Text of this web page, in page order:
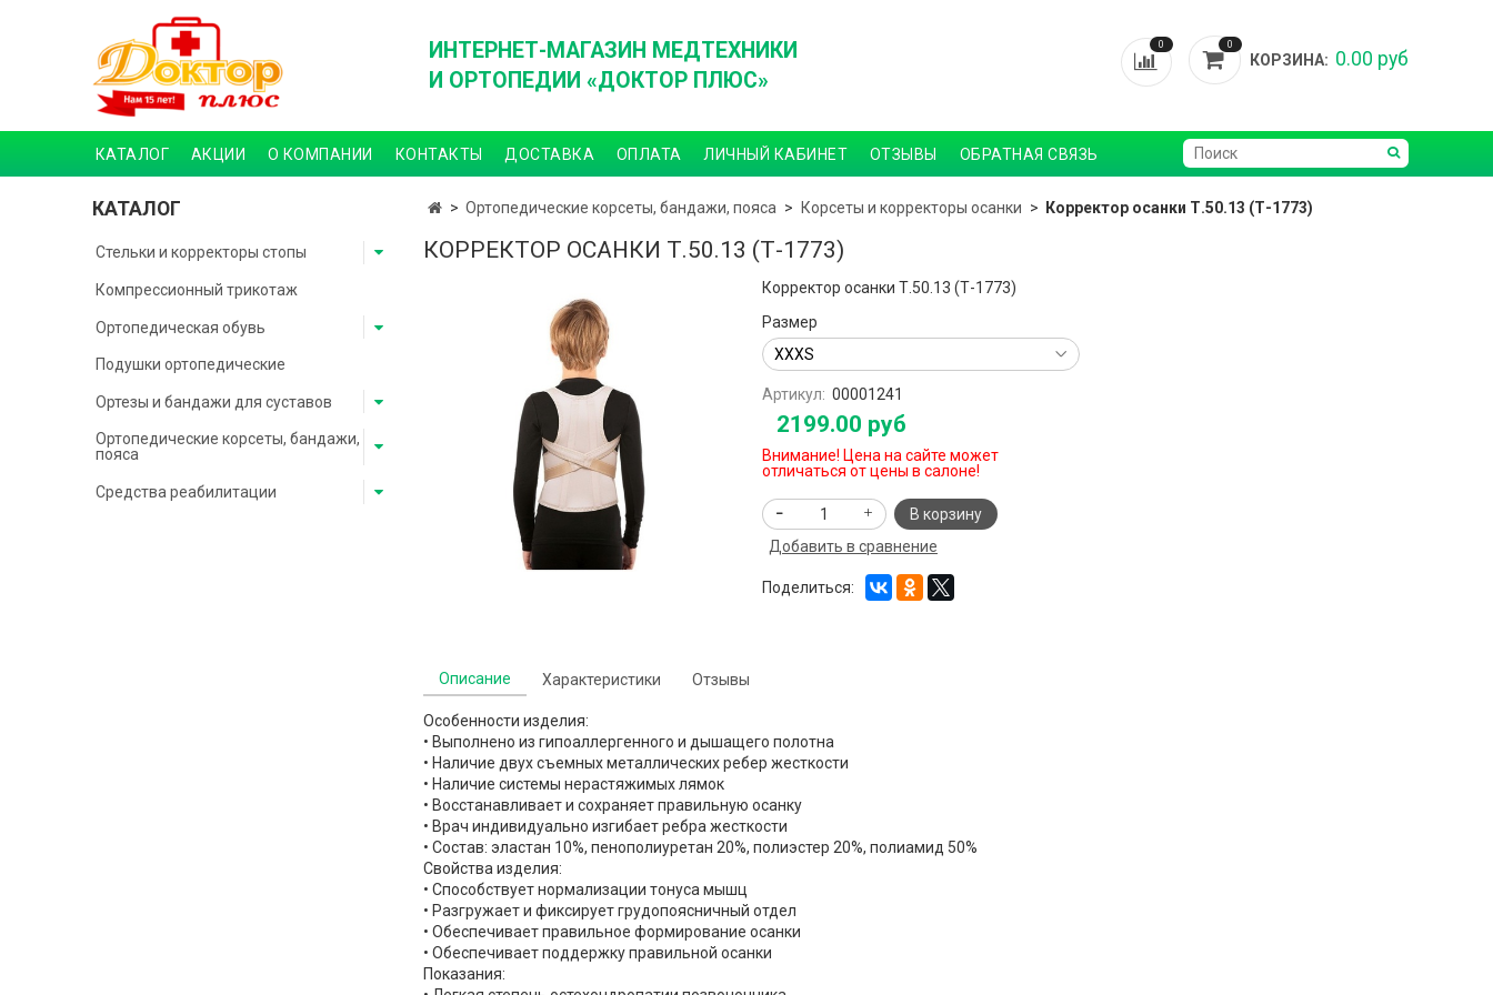
ИНТЕРНЕТ-МАГАЗИН МЕДТЕХНИКИ
И ОРТОПЕДИИ «ДОКТОР ПЛЮС»
0 0
КОРЗИНА: 0.00 руб
КАТАЛОГ АКЦИИ О КОМПАНИИ КОНТАКТЫ ДОСТАВКА ОПЛАТА ЛИЧНЫЙ КАБИНЕТ ОТЗЫВЫ ОБРАТНАЯ СВЯЗЬ
Ортопедические корсеты, бандажи, пояса Корсеты и корректоры осанки Корректор осанки Т.50.13 (Т-1773)
КОРРЕКТОР ОСАНКИ Т.50.13 (Т-1773)
Корректор осанки Т.50.13 (Т-1773)
Размер
Артикул: 00001241
2199.00 руб
Внимание! Цена на сайте может
отличаться от цены в салоне!
В корзину
Добавить в сравнение
Поделиться:
Описание
Особенности изделия:
• Выполнено из гипоаллергенного и дышащего полотна
• Наличие двух съемных металлических ребер жесткости
• Наличие системы нерастяжимых лямок
• Восстанавливает и сохраняет правильную осанку
• Врач индивидуально изгибает ребра жесткости
• Состав: эластан 10%, пенополиуретан 20%, полиэстер 20%, полиамид 50%
Свойства изделия:
• Способствует нормализации тонуса мышц
• Разгружает и фиксирует грудопоясничный отдел
• Обеспечивает правильное формирование осанки
• Обеспечивает поддержку правильной осанки
Показания:
Характеристики Отзывы
КАТАЛОГ
Стельки и корректоры стопы
Компрессионный трикотаж
Ортопедическая обувь
Подушки ортопедические
Ортезы и бандажи для суставов
Ортопедические корсеты, бандажи,
пояса
Средства реабилитации